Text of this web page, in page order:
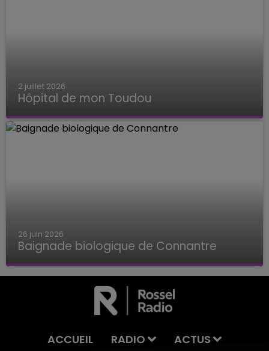
2 juillet 2026
Hôpital de mon Toudou
Hôpital de mon Toudou
26 juin 2026
Baignade biologique de Connantre
Baignade biologique de Connantre
ACCUEIL RADIO
ACTUS